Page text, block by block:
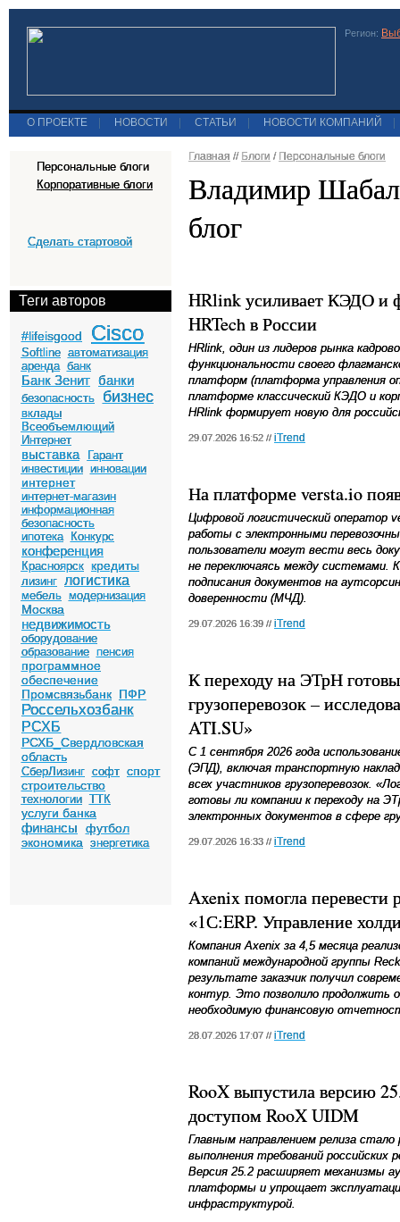
Регион:
О ПРОЕКТЕ НОВОСТИ СТАТЬИ НОВОСТИ КОМПАНИЙ
Персональные блоги
Корпоративные блоги
Сделать стартовой
Теги авторов
#lifeisgood Cisco
Softline автоматизация
аренда банк
Банк Зенит банки
безопасность бизнес
вклады
Всеобъемлющий
Интернет
выставка
Гарант
инвестиции инновации
интернет
интернет-магазин
информационная
безопасность
ипотека
Конкурс
конференция
Красноярск кредиты
лизинг логистика
мебель модернизация
Москва
недвижимость
оборудование
образование пенсия
программное
обеспечение
Промсвязьбанк ПФР
Россельхозбанк
РСХБ
РСХБ_Свердловская
область
СберЛизинг софт спорт
строительство
технологии ТТК
услуги банка
финансы
футбол
экономика
энергетика
Главная // Блоги / Персональные блоги
Владимир
блог
HRlink усиливает КЭДО и
HRTech в России
HRlink, один из лидеров рынка
функциональности своего
платформ (платформа управления
платформе классический КЭДО и
HRlink формирует новую для
29.07.2026 16:52 // iTrend
На платформе versta.io
Цифровой логистический оператор
работы с электронными
пользователи могут вести весь
не переключаясь между системами.
подписания документов на
доверенности (МЧД).
29.07.2026 16:39 // iTrend
К переходу на ЭТрН
грузоперевозок –
ATI.SU»
С 1 сентября 2026 года
(ЭПД), включая транспортную
всех участников грузоперевозок.
готовы ли компании к переходу на
электронных документов в сфере
29.07.2026 16:33 // iTrend
Axenix помогла
«1С:ERP. Управление
Компания Axenix за 4,5 месяца
компаний международной группы
результате заказчик получил
контур. Это позволило продолжить
необходимую финансовую
28.07.2026 17:07 // iTrend
RooX выпустила версию
доступом RooX UIDM
Главным направлением релиза
выполнения требований
Версия 25.2 расширяет механизмы
платформы и упрощает
инфраструктурой.